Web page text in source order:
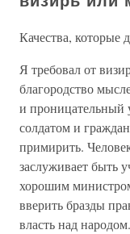
Качества, которые
Я требовал от
благородство
и
солдатом и
примирить.
заслуживает быть
хорошим
вверить бразды
власть над